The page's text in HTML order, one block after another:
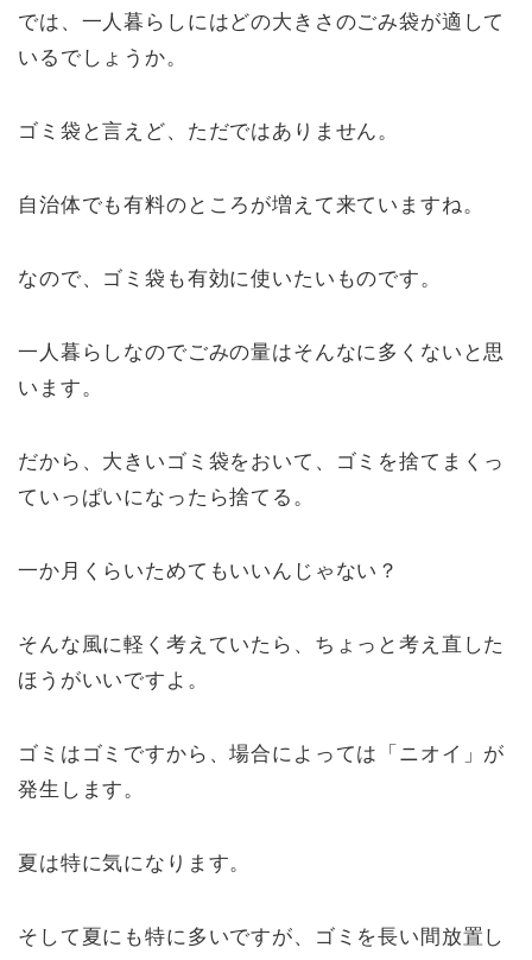
では、一人暮らしにはどの大きさのごみ袋が適して
いるでしょうか。
ゴミ袋と言えど、ただではありません。
自治体でも有料のところが増えて来ていますね。
なので、ゴミ袋も有効に使いたいものです。
一人暮らしなのでごみの量はそんなに多くないと思
います。
だから、大きいゴミ袋をおいて、ゴミを捨てまくっ
ていっぱいになったら捨てる。
一か月くらいためてもいいんじゃない？
そんな風に軽く考えていたら、ちょっと考え直した
ほうがいいですよ。
ゴミはゴミですから、場合によっては「ニオイ」が
発生します。
夏は特に気になります。
そして夏にも特に多いですが、ゴミを長い間放置し